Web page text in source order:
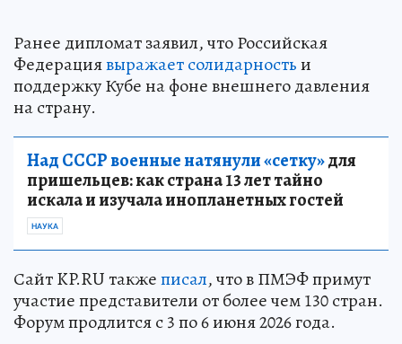
Ранее дипломат заявил, что Российская
Федерациявыражает солидарностьи
поддержку Кубе на фоне внешнего давления
на страну.
Над СССР военные натянули «сетку»для
пришельцев: как страна 13 лет тайно
искала и изучала инопланетных гостей
НАУКА
Сайт KP.RU такжеписал, что в ПМЭФ примут
участие представители от более чем 130 стран.
Форум продлится с 3 по 6 июня 2026 года.